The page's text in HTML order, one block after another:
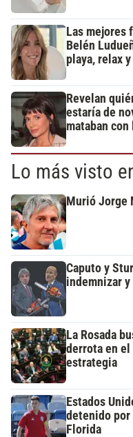
Las mejores
Belén
playa, relax
Revelan
estaría de
mataban
Lo más visto
Murió Jorge
Caputo y
indemnizar y
La Rosada
derrota en el
estrategia
Estados
detenido por
Florida